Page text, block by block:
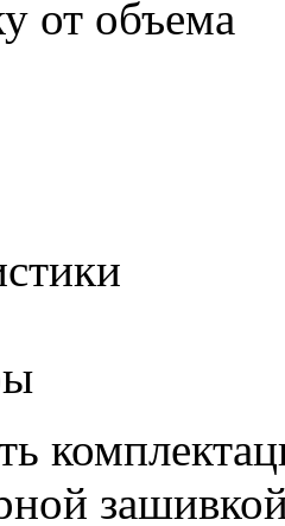
от объема